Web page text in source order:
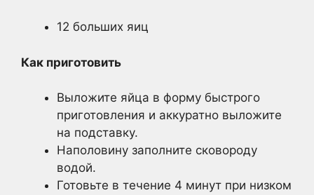
12 больших яиц
Как приготовить
Выложите яйца в форму быстрого
приготовления и аккуратно выложите
на подставку.
Наполовину заполните сковороду
водой.
Готовьте в течение 4 минут при низком